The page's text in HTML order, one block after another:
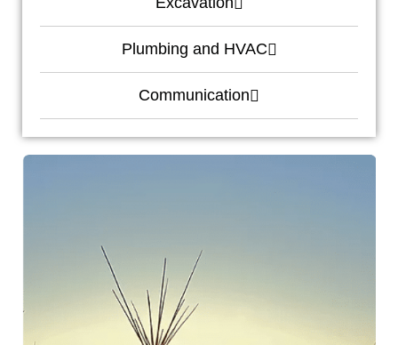
Plumbing and HVAC
Communication